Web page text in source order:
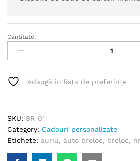
Breloc
auto
personalizat
auriu
Cantitate:
Adaugă în lista de preferințe
SKU: BR-01
Category: Cadouri personalizate
Etichete: auriu, auto breloc, breloc,